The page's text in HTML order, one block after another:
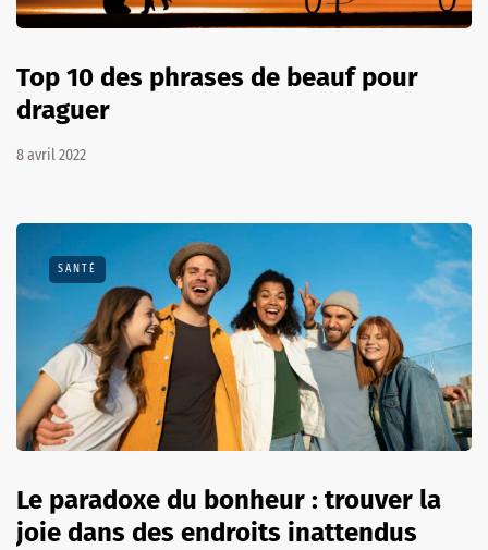
Top 10 des phrases de beauf pour
draguer
8 avril 2022
SANTÉ
Le paradoxe du bonheur : trouver la
joie dans des endroits inattendus